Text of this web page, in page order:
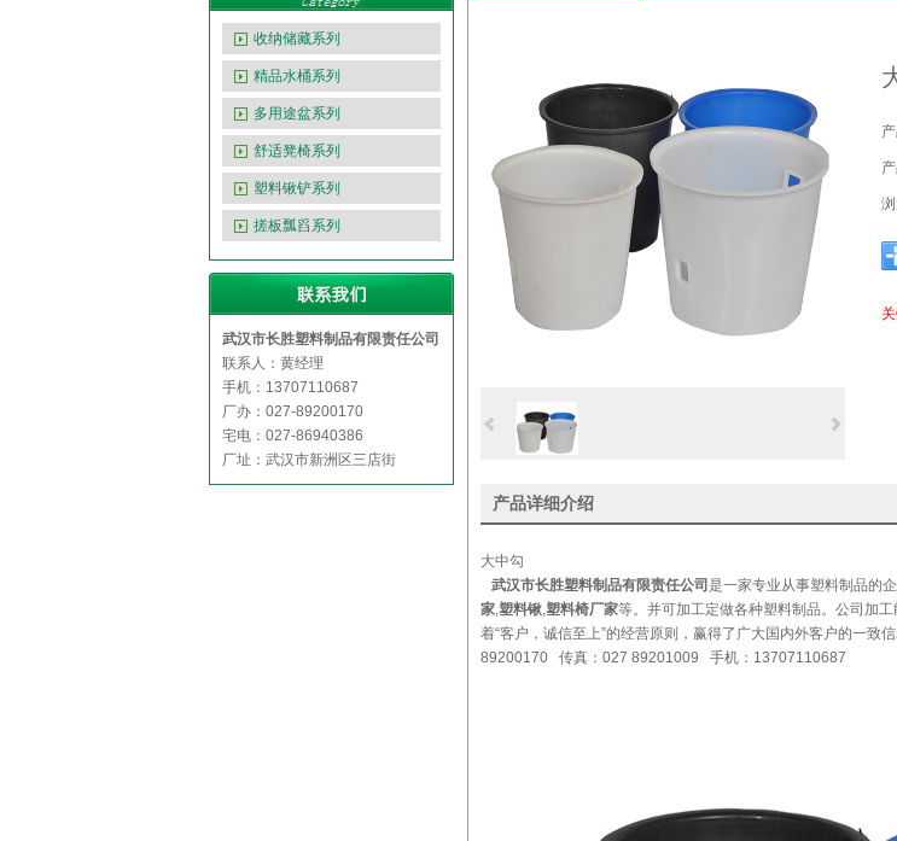
产品详细介绍
大中勾
武汉市长胜塑料制品有限责任公司 是一家专业从事塑料制品的
家,塑料锹,塑料椅厂家等。并可加工定做各种塑料制品。公司加
着“客户，诚信至上”的经营原则，赢得了广大国内外客户的一
89200170 传真：027 89201009 手机：13707110687
收纳储藏系列
精品水桶系列
多用途盆系列
舒适凳椅系列
塑料锹铲系列
搓板瓢舀系列
武汉市长胜塑料制品有限责任公司
联系人：黄经理
手机：13707110687
厂办：027-89200170
宅电：027-86940386
厂址：武汉市新洲区三店街